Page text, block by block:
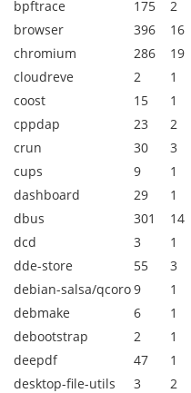
bpftrace 175 2
browser
396
16
chromium
286
19
cloudreve
2 1
coost
15 1
cppdap
23 2
crun
30 3
cups
9 1
dashboard
29 1
dbus
301 14
dcd
3 1
dde-store
55 3
debian-salsa/qcoro9 1
debmake
6 1
debootstrap
2 1
deepdf
47
1
desktop-file-utils
3 2